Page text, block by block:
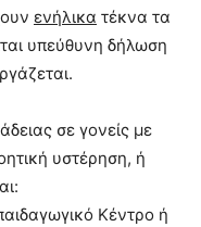
ενήλικα τέκνα τα
υπεύθυνη δήλωση
σε γονείς με
υστέρηση, ή
Κέντρο ή